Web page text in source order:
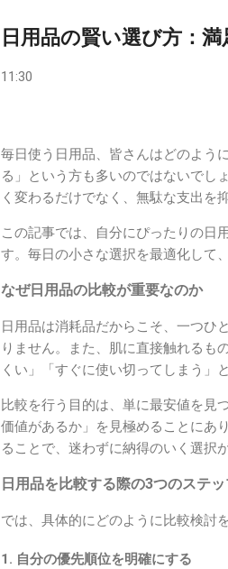
日用品の賢い選び方：
11:30
毎日使う日用品、皆さんはどのよう
る」という方も多いのではないでし
く変わるだけでなく、無駄な支出を
この記事では、自分にぴったりの日
す。毎日の小さな選択を最適化して
なぜ日用品の比較が重要なのか
日用品は消耗品だからこそ、一つひ
りません。また、肌に直接触れるも
くい」「すぐに使い切ってしまう」
比較を行う目的は、単に最安値を見
価値があるか」を見極めることにあ
ることで、迷わずに納得のいく選択
日用品を比較する際の3つのステ
では、具体的にどのように比較検討
1. 自分の優先順位を明確にする